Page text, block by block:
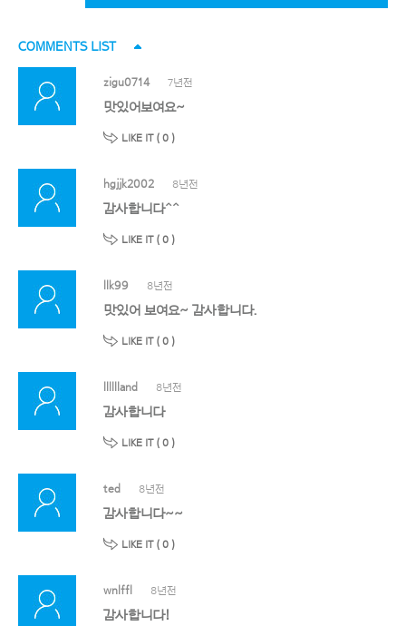
COMMENTS LIST
zigu0714 7년전
맛있어보여요~
LIKE IT ( 0 )
hgjjk2002 8년전
감사합니다^^
LIKE IT ( 0 )
llk99 8년전
맛있어 보여요~ 감사합니다.
LIKE IT ( 0 )
lllllland 8년전
감사합니다
LIKE IT ( 0 )
ted 8년전
감사합니다~~
LIKE IT ( 0 )
wnlffl 8년전
감사합니다!